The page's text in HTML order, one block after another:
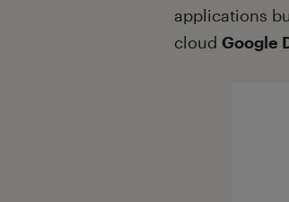
applications
cloud Google